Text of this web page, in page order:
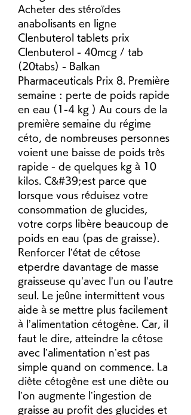
Acheter des stéroïdes
anabolisants en ligne
Clenbuterol tablets prix
Clenbuterol - 40mcg / tab
(20tabs) - Balkan
Pharmaceuticals Prix 8. Première
semaine : perte de poids rapide
en eau (1-4 kg ) Au cours de la
première semaine du régime
céto, de nombreuses personnes
voient une baisse de poids très
rapide - de quelques kg à 10
kilos. C&#39;est parce que
lorsque vous réduisez votre
consommation de glucides,
votre corps libère beaucoup de
poids en eau (pas de graisse).
Renforcer l’état de cétose
etperdre davantage de masse
graisseuse qu’avec l’un ou l’autre
seul. Le jeûne intermittent vous
aide à se mettre plus facilement
à l’alimentation cétogène. Car, il
faut le dire, atteindre la cétose
avec l’alimentation n’est pas
simple quand on commence. La
diète cétogène est une diète ou
l’on augmente l’ingestion de
graisse au profit des glucides et